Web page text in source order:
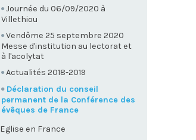
Journée du 06/09/2020 à
Villethiou
Vendôme 25 septembre 2020
Messe d'institution au lectorat et
à l'acolytat
Actualités 2018-2019
Déclaration du conseil
permanent de la Conférence des
évêques de France
Eglise en France